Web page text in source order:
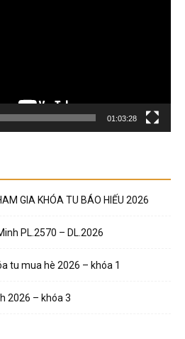
01:03:28
GIA KHÓA TU BÁO HIẾU 2026
PL.2570 – DL.2026
tu mua hè 2026 – khóa 1
2026 – khóa 3